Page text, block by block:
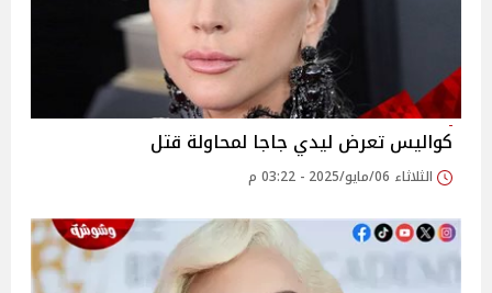
كواليس تعرض ليدي جاجا لمحاولة قتل
الثلاثاء 06/مايو/2025 - 03:22 م